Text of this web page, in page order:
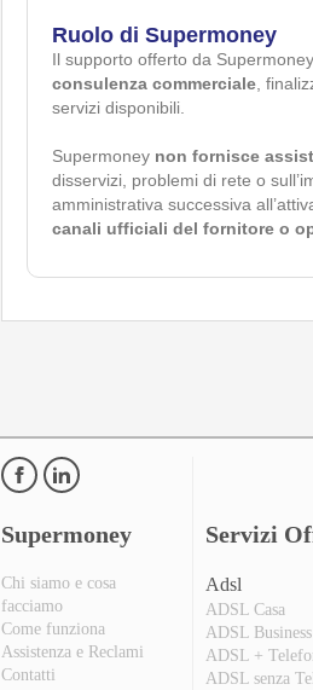
Ruolo di Supermoney
Il supporto offerto da
consulenza commerciale ,
servizi disponibili.
Supermoney non fornisce
disservizi, problemi di rete o
amministrativa successiva
canali ufficiali del fornitore o
Supermoney
Chi siamo e cosa
facciamo
Come funziona
Assistenza e Reclami
Contatti
Servizi
Adsl
ADSL Casa
ADSL Business
ADSL +
ADSL senza